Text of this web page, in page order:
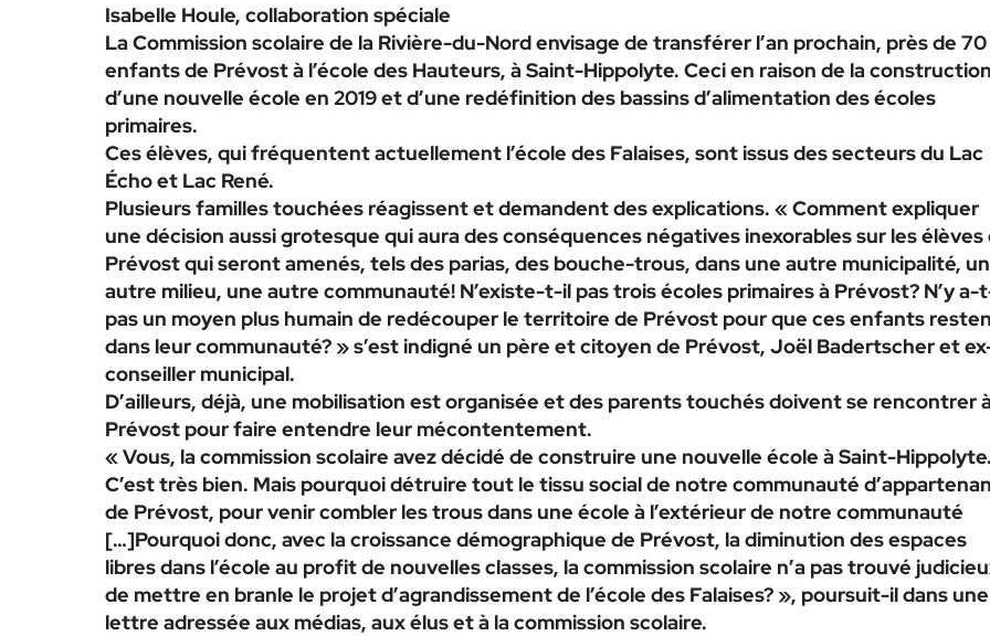
Isabelle Houle, collaboration spéciale
La Commission scolaire de la Rivière-du-Nord envisage de transférer l’an prochain, près de 70
enfants de Prévost à l’école des Hauteurs, à Saint-Hippolyte. Ceci en raison de la construction
d’une nouvelle école en 2019 et d’une redéfinition des bassins d’alimentation des écoles
primaires.
Ces élèves, qui fréquentent actuellement l’école des Falaises, sont issus des secteurs du Lac
Écho et Lac René.
Plusieurs familles touchées réagissent et demandent des explications. « Comment expliquer
une décision aussi grotesque qui aura des conséquences négatives inexorables sur les élèves
Prévost qui seront amenés, tels des parias, des bouche-trous, dans une autre municipalité, un
autre milieu, une autre communauté! N’existe-t-il pas trois écoles primaires à Prévost? N’y a-
pas un moyen plus humain de redécouper le territoire de Prévost pour que ces enfants
dans leur communauté? » s’est indigné un père et citoyen de Prévost, Joël Badertscher et
conseiller municipal.
D’ailleurs, déjà, une mobilisation est organisée et des parents touchés doivent se rencontrer à
Prévost pour faire entendre leur mécontentement.
« Vous, la commission scolaire avez décidé de construire une nouvelle école à Saint-Hippolyte.
C’est très bien. Mais pourquoi détruire tout le tissu social de notre communauté
de Prévost, pour venir combler les trous dans une école à l’extérieur de notre communauté
[…]Pourquoi donc, avec la croissance démographique de Prévost, la diminution des espaces
libres dans l’école au profit de nouvelles classes, la commission scolaire n’a pas trouvé
de mettre en branle le projet d’agrandissement de l’école des Falaises? », poursuit-il dans une
lettre adressée aux médias, aux élus et à la commission scolaire.